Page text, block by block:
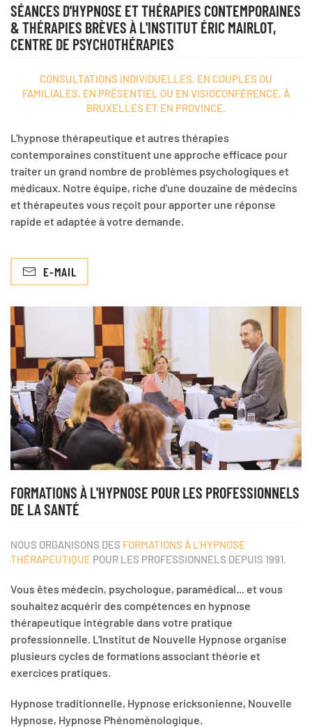
SÉANCES D'HYPNOSE ET THÉRAPIES CONTEMPORAINES
& THÉRAPIES BRÈVES À L'INSTITUT ÉRIC MAIRLOT,
CENTRE DE PSYCHOTHÉRAPIES
CONSULTATIONS INDIVIDUELLES, EN COUPLES OU
FAMILIALES, EN PRÉSENTIEL OU EN VISIOCONFÉRENCE, À
BRUXELLES ET EN PROVINCE.
L'hypnose thérapeutique et autres thérapies
contemporaines constituent une approche efficace pour
traiter un grand nombre de problèmes psychologiques et
médicaux. Notre équipe, riche d'une douzaine de médecins
et thérapeutes vous reçoit pour apporter une réponse
rapide et adaptée à votre demande.
E-MAIL
FORMATIONS À L'HYPNOSE POUR LES PROFESSIONNELS
DE LA SANTÉ
NOUS ORGANISONS DES FORMATIONS À L'HYPNOSE
THÉRAPEUTIQUE POUR LES PROFESSIONNELS DEPUIS 1991.
Vous êtes médecin, psychologue, paramédical... et vous
souhaitez acquérir des compétences en hypnose
thérapeutique intégrable dans votre pratique
professionnelle. L'Institut de Nouvelle Hypnose organise
plusieurs cycles de formations associant théorie et
exercices pratiques.
Hypnose traditionnelle, Hypnose ericksonienne, Nouvelle
Hypnose, Hypnose Phénoménologique.